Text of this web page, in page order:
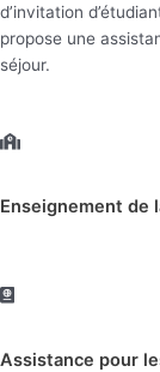
d’invitation
propose une
séjour.
Enseignement de
Assistance pour